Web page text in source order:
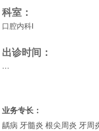
科室：
口腔内科Ⅰ
出诊时间：
…
业务专长：
龋病 牙髓炎 根尖周炎 牙周